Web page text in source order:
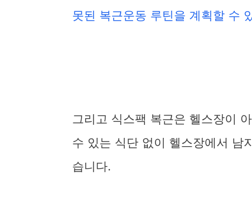
못된 복근운동 루틴을 계획할 수
그리고 식스팩 복근은 헬스장이
수 있는 식단 없이 헬스장에서 남
습니다.